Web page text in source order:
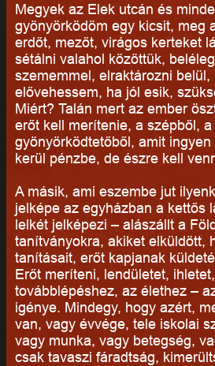
Megyek az Elek utcán és
gyönyörködöm egy kicsit, meg
erdőt, mezőt, virágos kerteket
sétálni valahol közöttük,
szememmel, elraktározni
elővehessem, ha jól esik,
Miért? Talán mert az ember
erőt kell merítenie, a szépből, a
gyönyörködtetőből, amit
kerül pénzbe, de észre kell
A másik, ami eszembe jut
jelképe az egyházban a kettős
lelkét jelképezi – alászállt a
tanítványokra, akiket elküldött,
tanításait, erőt kapjanak
Erőt meríteni, lendületet,
továbblépéshez, az élethez –
igénye. Mindegy, hogy azért,
van, vagy évvége, tele iskolai
vagy munka, vagy betegség,
csak tavaszi fáradtság,